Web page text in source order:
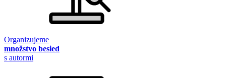
Organizujeme
množstvo besied
s autormi